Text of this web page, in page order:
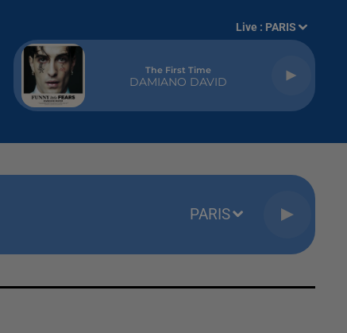
Live : PARIS
The First Time
DAMIANO DAVID
PARIS